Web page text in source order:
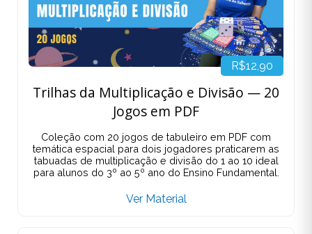
R$12,90
Trilhas da Multiplicação e Divisão — 20
Jogos em PDF
Coleção com 20 jogos de tabuleiro em PDF com
temática espacial para dois jogadores praticarem as
tabuadas de multiplicação e divisão do 1 ao 10 ideal
para alunos do 3º ao 5º ano do Ensino Fundamental.
Ver Material